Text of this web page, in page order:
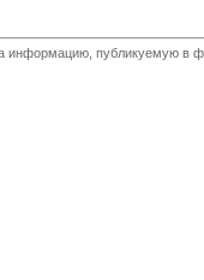
информацию, публикуемую